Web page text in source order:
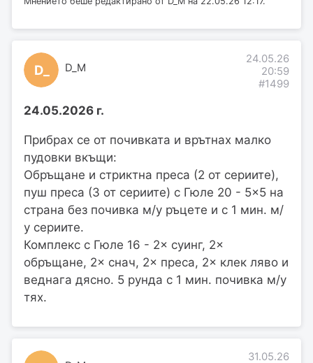
D_ D_M
24.05.26
20:59
#1499
24.05.2026 г.
Прибрах се от почивката и врътнах малко
пудовки вкъщи:
Обръщане и стриктна преса (2 от сериите),
пуш преса (3 от сериите) с Гюле 20 - 5×5 на
страна без почивка м/у ръцете и с 1 мин. м/
у сериите.
Комплекс с Гюле 16 - 2× суинг, 2×
обръщане, 2× снач, 2× преса, 2× клек ляво и
веднага дясно. 5 рунда с 1 мин. почивка м/у
тях.
31.05.26